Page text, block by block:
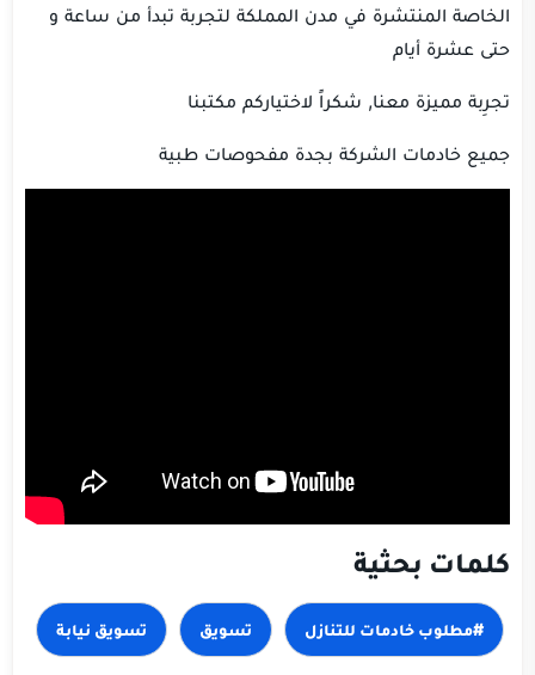
الخاصة المنتشرة في مدن المملكة لتجربة تبدأ من ساعة و
حتى عشرة أيام
تجرِبة مميزة معنا, شكراً لاختياركم مكتبنا
جميع خادمات الشركة بجدة مفحوصات طبية
كلمات بحثية
#مطلوب خادمات للتنازل تسويق تسويق نيابة